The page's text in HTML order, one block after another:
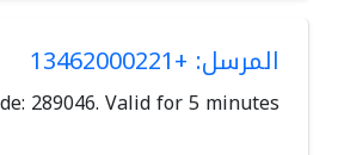
المرسل: +13462000221
289046. Valid for 5 minutes.